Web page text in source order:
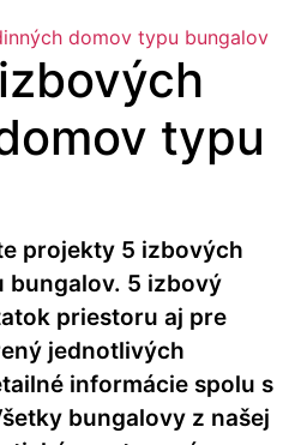
domov typu bungalov
typu
projekty 5 izbových
bungalov. 5 izbový
priestoru aj pre
jednotlivých
informácie spolu s
bungalovy z našej